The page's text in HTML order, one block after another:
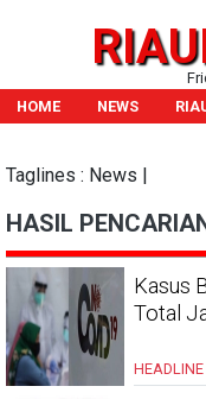
HOME
NEWS
Taglines : News |
HASIL
Kasus
Total
HEADLINE